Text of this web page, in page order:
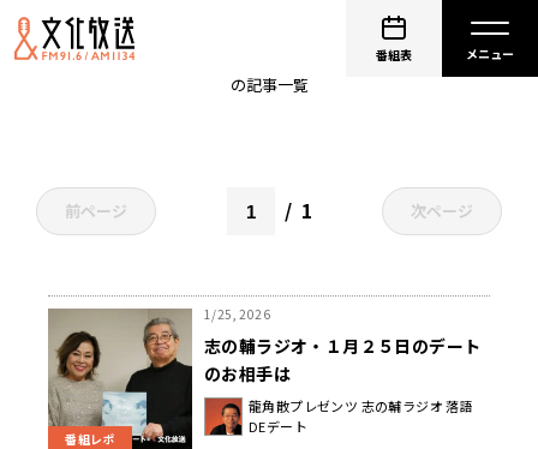
番組表
の記事一覧
前ページ 1 次ページ
番組レポ
1/25, 2026
志の輔ラジオ・１月２５日のデート
のお相手は
龍角散プレゼンツ 志の輔ラジオ 落語
DEデート